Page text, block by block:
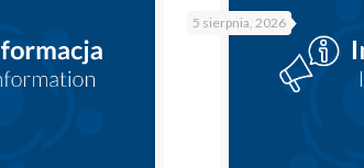
5 sierpnia, 2026